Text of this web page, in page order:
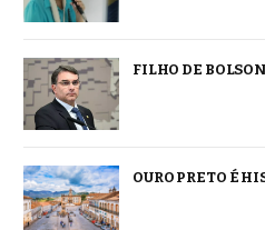
FILHO DE
OURO PRETO É